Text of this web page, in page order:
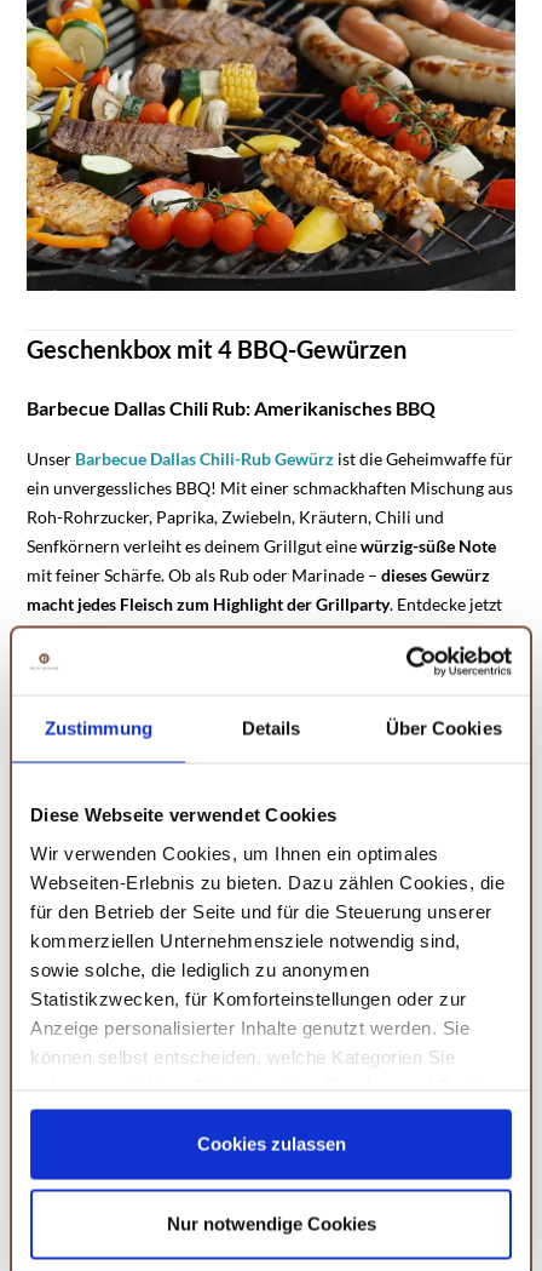
Zustimmung Details Über Cookies
Diese Webseite verwendet Cookies
Wir verwenden Cookies, um Ihnen ein optimales
Webseiten-Erlebnis zu bieten. Dazu zählen Cookies, die
für den Betrieb der Seite und für die Steuerung unserer
kommerziellen Unternehmensziele notwendig sind,
sowie solche, die lediglich zu anonymen
Statistikzwecken, für Komforteinstellungen oder zur
Anzeige personalisierter Inhalte genutzt werden. Sie
können selbst entscheiden, welche Kategorien Sie
Ihrer Einstellungen womöglich nicht mehr alle
Serviceleistungen auf der Seite zur Verfügung stehen.
Sie können Ihre Einwilligung selbstverständlich jederzeit
und diese abändern. Die Rechtmäßigkeit der aufgrund
der Einwilligung bis zum Widerruf erfolgten Verarbeitung
Cookies zulassen
Nur notwendige Cookies
Geschenkbox mit 4 BBQ-Gewürzen
Barbecue Dallas Chili Rub: Amerikanisches BBQ
Unser Barbecue Dallas Chili-Rub Gewürz ist die Geheimwaffe für
ein unvergessliches BBQ! Mit einer schmackhaften Mischung aus
Roh-Rohrzucker, Paprika, Zwiebeln, Kräutern, Chili und
Senfkörnern verleiht es deinem Grillgut einewürzig-süße Note
mit feiner Schärfe. Ob als Rub oder Marinade –dieses Gewürz
macht jedes Fleisch zum Highlight der Grillparty. Entdecke jetzt
die perfekte Kombination aus Geschmack und Gesundheit für
dein BBQ!
Mit unserem aromatischen
Mischung aus mediterranen Kräutern und Gewürzen verleiht
Fetakäse, Gemüse und Co. ein unwiderstehliches Aroma – ideal
zum Grillen, Überbacken oder Verfeinern von Gerichten. Einfach
ausprobieren und genießen!
Bruschetta Gewürz: Bruschetta - die perfekte Grill
Beilage!
UnserBruschetta-Gewürzbringt mediterranes Flair auf den
Grill! Die würzige Mischung aus getrockneten Tomaten,
– einfach zubereiten und den Grillgenuss abrunden!
DasGrillgewürz gemahlenüberzeugt durch würzig-pikante